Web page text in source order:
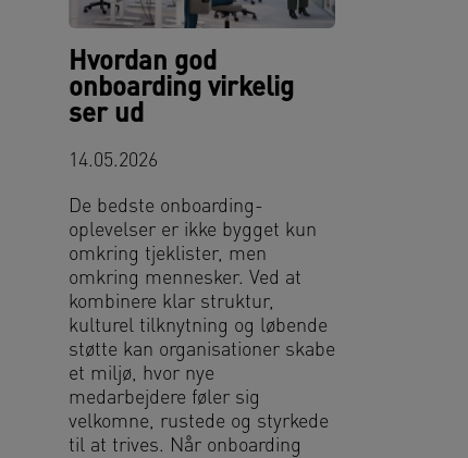
Hvordan god
onboarding virkelig
ser ud
14.05.2026
De bedste onboarding-
oplevelser er ikke bygget kun
omkring tjeklister, men
omkring mennesker. Ved at
kombinere klar struktur,
kulturel tilknytning og løbende
støtte kan organisationer skabe
et miljø, hvor nye
medarbejdere føler sig
velkomne, rustede og styrkede
til at trives. Når onboarding